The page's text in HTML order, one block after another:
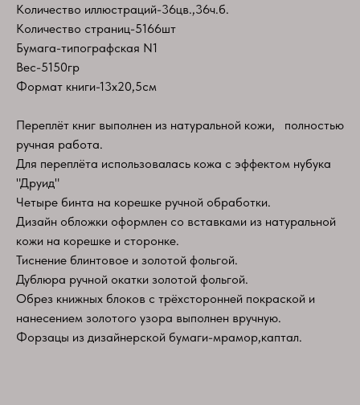
Количество иллюстраций-36цв.,36ч.б.
Количество страниц-5166шт
Бумага-типографская N1
Вес-5150гр
Формат книги-13х20,5см
Переплёт книг выполнен из натуральной кожи,​ ​ ​ полностью
ручная работа.
Для переплёта использовалась кожа с эффектом нубука
"Друид"
Четыре бинта на корешке ручной обработки.
Дизайн обложки оформлен со вставками из натуральной
кожи на корешке и сторонке.
Тиснение блинтовое и золотой фольгой.
Дублюра ручной окатки золотой фольгой.
Обрез книжных блоков с трёхсторонней покраской и
нанесением золотого узора выполнен вручную.
Форзацы из дизайнерской бумаги-мрамор,каптал.